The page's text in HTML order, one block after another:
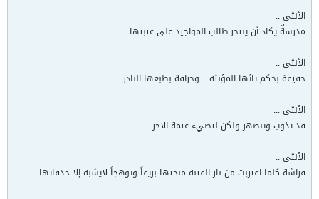
الأنثى ..
مدرسةٌ يكاد أن ينتحر طالب المواجيد على عتبتها
الأنثى ..
حقيقة بحكم تائها المؤنثه .. وخرافة بطبعها النادر
الأنثى ...
قد تذوب وتنصهر ولكن لتضيء عتمة الاخر
الأنثى ..
فراشة كلما اقتربت من نار الفتنه منحتها بريقاً وتوهجاً لايشبه إلا حدقاتها ...